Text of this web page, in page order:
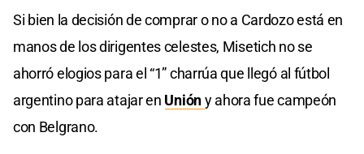
Si bien la decisión de comprar o no a Cardozo está en
manos de los dirigentes celestes, Misetich no se
ahorró elogios para el “1” charrúa que llegó al fútbol
argentino para atajar en Unióny ahora fue campeón
con Belgrano.